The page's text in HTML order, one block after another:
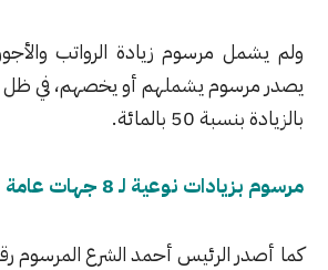
مرسوم زيادة الرواتب والأجور
يشملهم أو يخصهم، في ظل جدل بين
50 بالمائة.
نوعية لـ 8 جهات عامة